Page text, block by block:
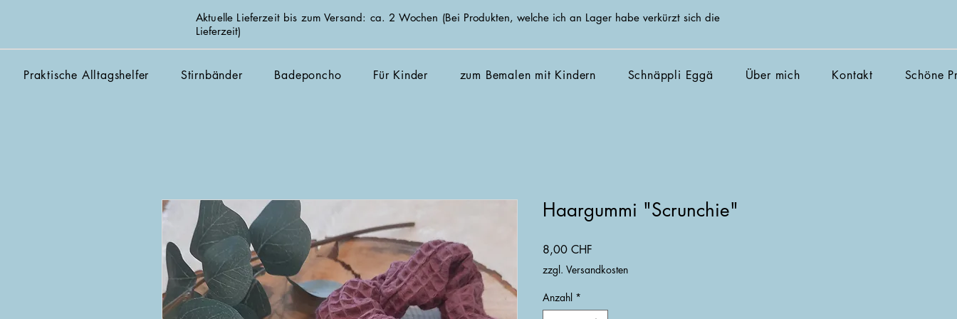
Aktuelle Lieferzeit bis zum Versand: ca. 2 Wochen (Bei Produkten, welche ich an Lager habe verkürzt sich die
Lieferzeit)
Praktische Alltagshelfer Stirnbänder Badeponcho Für Kinder zum Bemalen mit Kindern Schnäppli Eggä Über mich Kontakt Schöne
Haargummi "Scrunchie"
8,00 CHF
zzgl. Versandkosten
Anzahl *